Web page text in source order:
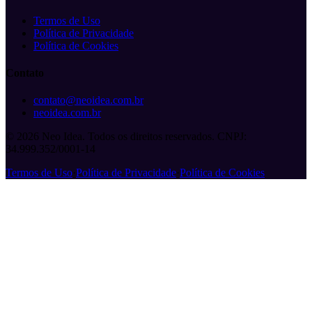
Termos de Uso
Política de Privacidade
Política de Cookies
Contato
contato@neoidea.com.br
neoidea.com.br
© 2026 Neo Idea. Todos os direitos reservados. CNPJ:
34.999.352/0001-14
Termos de Uso·Política de Privacidade·Política de Cookies